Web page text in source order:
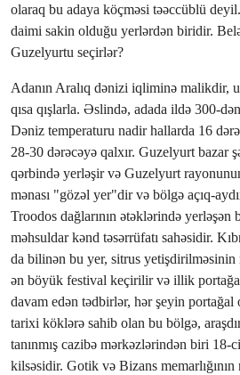
olaraq bu adaya köçməsi təəccüblü
daimi sakin olduğu yerlərdən biridir.
Guzelyurtu seçirlər?
Adanın Aralıq dənizi iqliminə malikdir,
qısa qışlarla. Əslində, adada ildə 300-
Dəniz temperaturu nadir hallarda 16
28-30 dərəcəyə qalxır. Guzelyurt bazar
qərbində yerləşir və Guzelyurt
mənası "gözəl yer"dir və bölgə açıq-
Troodos dağlarının ətəklərində yerləşən
məhsuldar kənd təsərrüfatı sahəsidir.
da bilinən bu yer, sitrus
ən böyük festival keçirilir və illik
davam edən tədbirlər, hər şeyin
tarixi köklərə sahib olan bu bölgə,
tanınmış cazibə mərkəzlərindən biri 18-
kilsəsidir. Gotik və Bizans